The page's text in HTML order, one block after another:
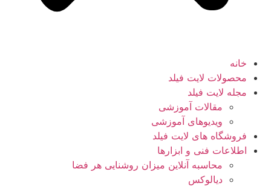
خانه
محصولات لایت فیلد
مجله لایت فیلد
مقالات آموزشی
ویدیوهای آموزشی
فروشگاه های لایت فیلد
اطلاعات فنی و ابزارها
محاسبه آنلاین میزان روشنایی هر فضا
دیالوکس